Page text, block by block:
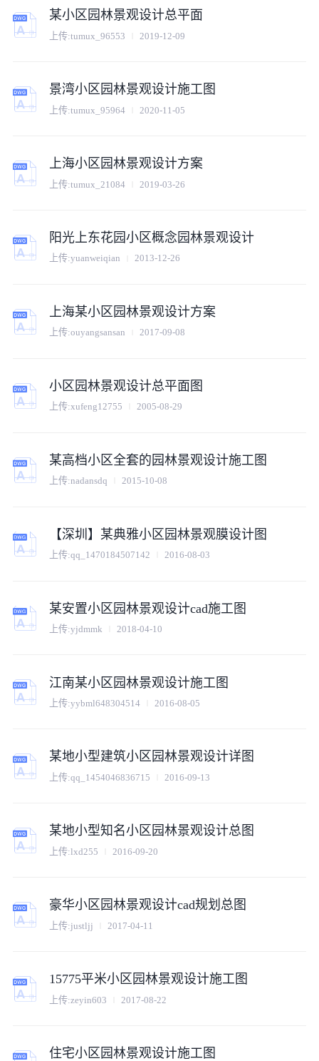
某小区园林景观设计总平面
上传:tumux_96553 2019-12-09
景湾小区园林景观设计施工图
上传:tumux_95964 2020-11-05
上海小区园林景观设计方案
上传:tumux_21084 2019-03-26
阳光上东花园小区概念园林景观设计
上传:yuanweiqian 2013-12-26
上海某小区园林景观设计方案
上传:ouyangsansan 2017-09-08
小区园林景观设计总平面图
上传:xufeng12755 2005-08-29
某高档小区全套的园林景观设计施工图
上传:nadansdq 2015-10-08
【深圳】某典雅小区园林景观膜设计图
上传:qq_1470184507142 2016-08-03
某安置小区园林景观设计cad施工图
上传:yjdmmk 2018-04-10
江南某小区园林景观设计施工图
上传:yybml648304514 2016-08-05
某地小型建筑小区园林景观设计详图
上传:qq_1454046836715 2016-09-13
某地小型知名小区园林景观设计总图
上传:lxd255 2016-09-20
豪华小区园林景观设计cad规划总图
上传:justljj 2017-04-11
15775平米小区园林景观设计施工图
上传:zeyin603 2017-08-22
住宅小区园林景观设计施工图